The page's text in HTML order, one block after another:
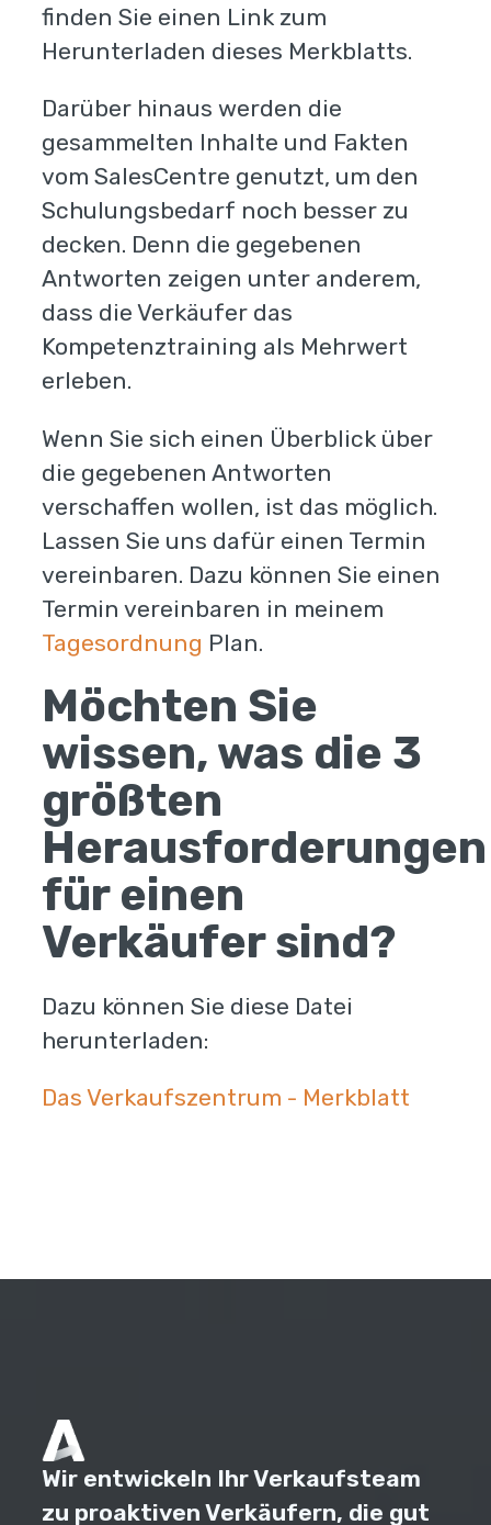
finden Sie einen Link zum
Herunterladen dieses Merkblatts.
Darüber hinaus werden die
gesammelten Inhalte und Fakten
vom SalesCentre genutzt, um den
Schulungsbedarf noch besser zu
decken. Denn die gegebenen
Antworten zeigen unter anderem,
dass die Verkäufer das
Kompetenztraining als Mehrwert
erleben.
Wenn Sie sich einen Überblick über
die gegebenen Antworten
verschaffen wollen, ist das möglich.
Lassen Sie uns dafür einen Termin
vereinbaren. Dazu können Sie einen
Termin vereinbaren in meinem
Tagesordnung Plan.
Möchten Sie
wissen, was die 3
größten
Herausforderungen
für einen
Verkäufer sind?
Dazu können Sie diese Datei
herunterladen:
Das Verkaufszentrum - Merkblatt
Wir entwickeln Ihr Verkaufsteam
zu proaktiven Verkäufern, die gut